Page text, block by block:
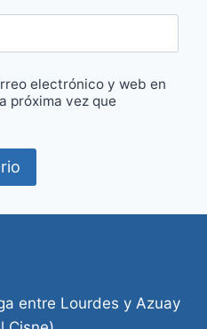
electrónico y web en
próxima vez que
entre Lourdes y Azuay